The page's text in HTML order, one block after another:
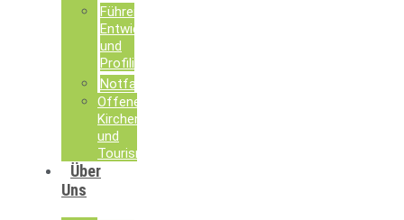
Führen,
Entwickeln
und
Profilieren
Notfallseelsorge
Offene
Kirchen
und
Tourismusseelsorge
Über
Uns